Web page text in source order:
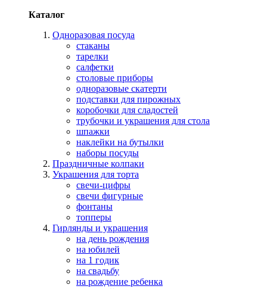
Каталог
Одноразовая посуда
стаканы
тарелки
салфетки
столовые приборы
одноразовые скатерти
подставки для пирожных
коробочки для сладостей
трубочки и украшения для стола
шпажки
наклейки на бутылки
наборы посуды
Праздничные колпаки
Украшения для торта
свечи-цифры
свечи фигурные
фонтаны
топперы
Гирлянды и украшения
на день рождения
на юбилей
на 1 годик
на свадьбу
на рождение ребенка